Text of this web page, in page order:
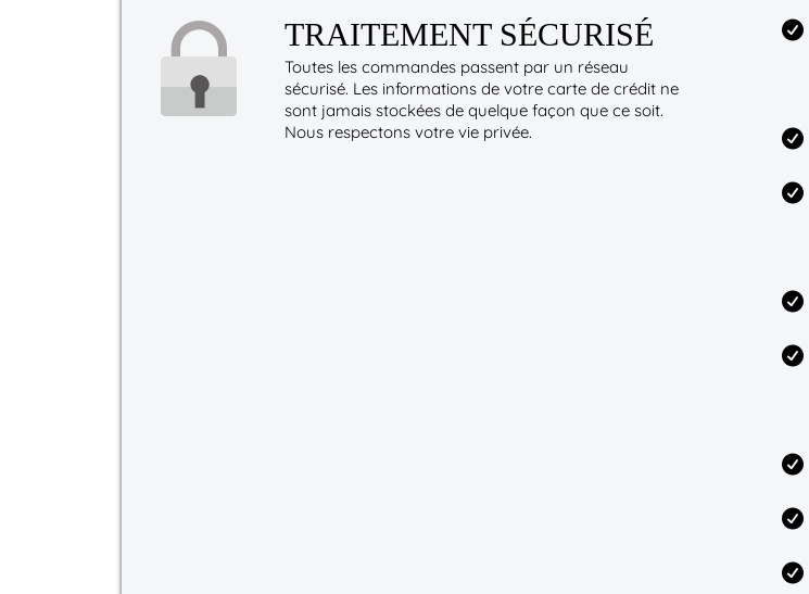
TRAITEMENT SÉCURISÉ
Toutes les commandes passent par un réseau
sécurisé. Les informations de votre carte de crédit ne
sont jamais stockées de quelque façon que ce soit.
Nous respectons votre vie privée.